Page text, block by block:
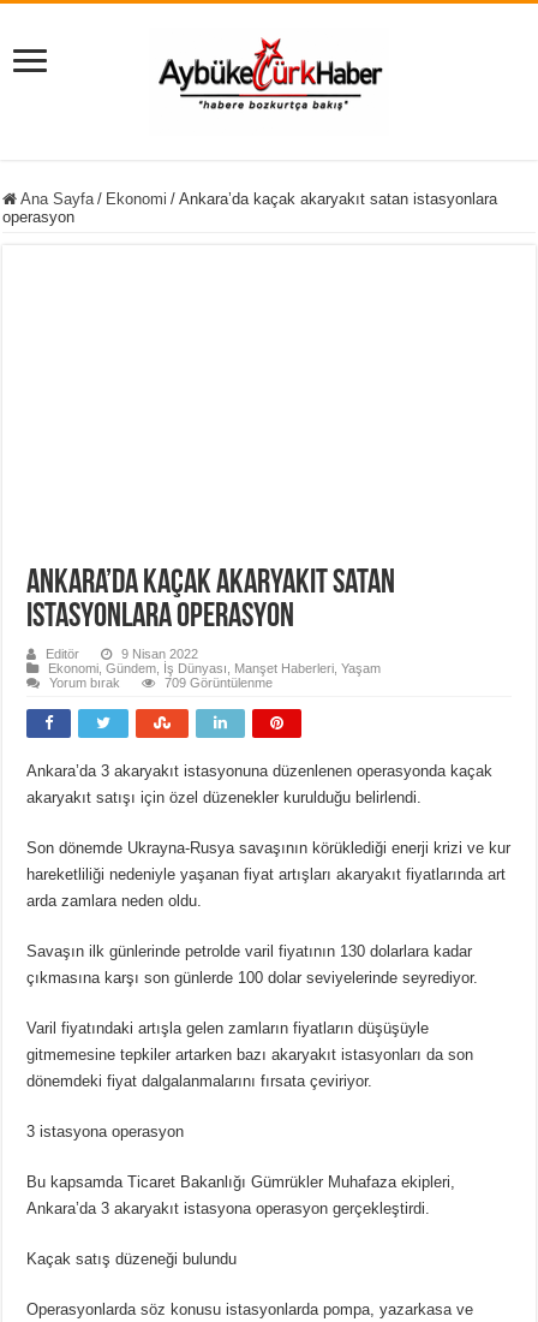
Ana Sayfa / Ekonomi / Ankara’da kaçak akaryakıt satan istasyonlara
operasyon
Ankara’da kaçak akaryakıt satan
istasyonlara operasyon
Editör
9 Nisan 2022
Ekonomi ,Gündem İş Dünyası Manşet Haberleri ,Yaşam
Yorum bırak
709 Görüntülenme
Ankara’da 3 akaryakıt istasyonuna düzenlenen operasyonda kaçak
akaryakıt satışı için özel düzenekler kurulduğu belirlendi.
Son dönemde Ukrayna-Rusya savaşının körüklediği enerji krizi ve kur
hareketliliği nedeniyle yaşanan fiyat artışları akaryakıt fiyatlarında art
arda zamlara neden oldu.
Savaşın ilk günlerinde petrolde varil fiyatının 130 dolarlara kadar
çıkmasına karşı son günlerde 100 dolar seviyelerinde seyrediyor.
Varil fiyatındaki artışla gelen zamların fiyatların düşüşüyle
gitmemesine tepkiler artarken bazı akaryakıt istasyonları da son
dönemdeki fiyat dalgalanmalarını fırsata çeviriyor.
3 istasyona operasyon
Bu kapsamda Ticaret Bakanlığı Gümrükler Muhafaza ekipleri,
Ankara’da 3 akaryakıt istasyona operasyon gerçekleştirdi.
Kaçak satış düzeneği bulundu
Operasyonlarda söz konusu istasyonlarda pompa, yazarkasa ve